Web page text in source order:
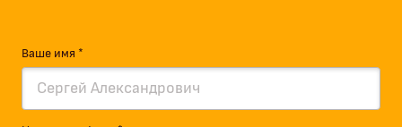
Ваше имя *